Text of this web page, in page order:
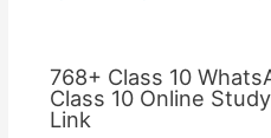
768+ Class 10
Class 10 Online
Link